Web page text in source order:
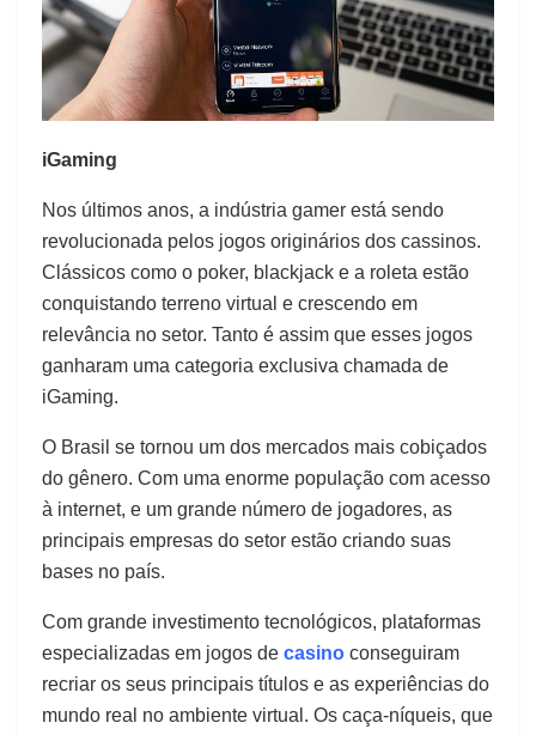
iGaming
Nos últimos anos, a indústria gamer está sendo
revolucionada pelos jogos originários dos cassinos.
Clássicos como o poker, blackjack e a roleta estão
conquistando terreno virtual e crescendo em
relevância no setor. Tanto é assim que esses jogos
ganharam uma categoria exclusiva chamada de
iGaming.
O Brasil se tornou um dos mercados mais cobiçados
do gênero. Com uma enorme população com acesso
à internet, e um grande número de jogadores, as
principais empresas do setor estão criando suas
bases no país.
Com grande investimento tecnológicos, plataformas
especializadas em jogos de casino conseguiram
recriar os seus principais títulos e as experiências do
mundo real no ambiente virtual. Os caça-níqueis, que